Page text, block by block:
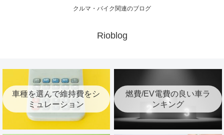
クルマ・バイク関連のブログ
Rioblog
車種を選んで維持費をシ
ミュレーション
燃費/EV電費の良い車ラ
ンキング